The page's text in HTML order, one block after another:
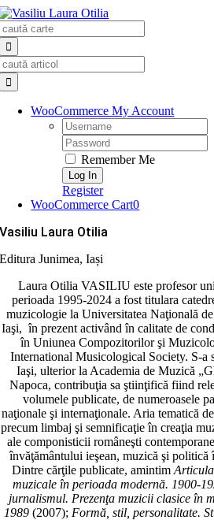
Skip
to
content
WooCommerce My Account
Username:
Password:
Remember Me
Register
WooCommerce Cart0
Vasiliu Laura Otilia
Editura Junimea, Iași
Laura Otilia VASILIU este profesor
perioada 1995-2024 a fost titulara
muzicologie la Universitatea Naţională
Iaşi, în prezent activând în calitate de
în Uniunea Compozitorilor şi
International Musicological Society. S-a
Iaşi, ulterior la Academia de Muzică
Napoca, contribuţia sa ştiinţifică fiind
volumele publicate, de numeroasele
naţionale şi internaţionale. Aria tematică
precum limbaj şi semnificaţie în creaţia
ale componisticii româneşti
învăţământului ieşean, muzică şi politică
Dintre cărţile publicate, amintim
muzicale în perioada modernă. 1900-
jurnalismul. Prezenţa muzicii clasice în
1989(2007); Formă, stil, personalitate.